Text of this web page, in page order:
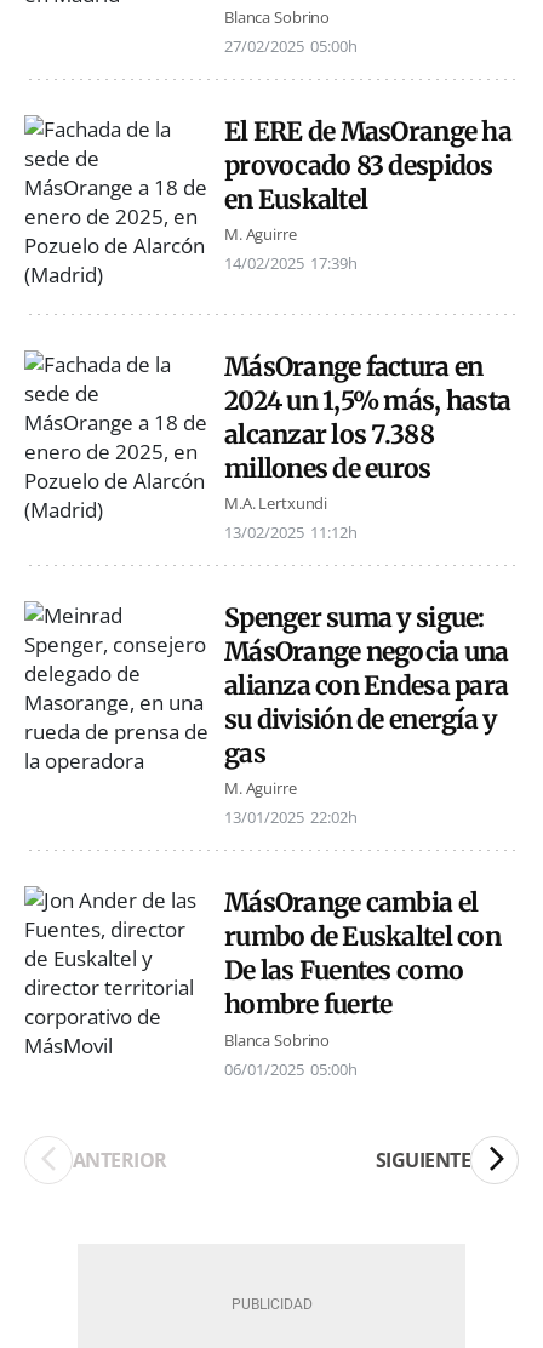
Blanca Sobrino
27/02/2025 05:00h
El ERE de MasOrange ha
provocado 83 despidos
en Euskaltel
M. Aguirre
14/02/2025 17:39h
MásOrange factura en
2024 un 1,5% más, hasta
alcanzar los 7.388
millones de euros
M.A. Lertxundi
13/02/2025 11:12h
Spenger suma y sigue:
MásOrange negocia una
alianza con Endesa para
su división de energía y
gas
M. Aguirre
13/01/2025 22:02h
MásOrange cambia el
rumbo de Euskaltel con
De las Fuentes como
hombre fuerte
Blanca Sobrino
06/01/2025 05:00h
ANTERIOR SIGUIENTE